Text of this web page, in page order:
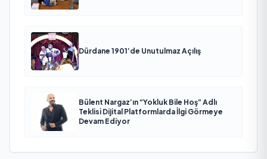
Dürdane 1901’de Unutulmaz Açılış
Bülent Nargaz’ın “Yokluk Bile Hoş” Adlı
Teklisi Dijital Platformlarda İlgi Görmeye
Devam Ediyor